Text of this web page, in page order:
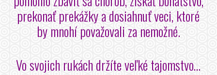
prekonať prekážky a dosiahnuť veci, ktoré
by mnohí považovali za nemožné.
Vo svojich rukách držíte veľké tajomstvo…